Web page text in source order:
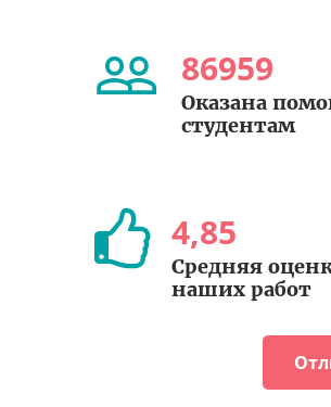
86959
Оказана
студентам
4,85
Средняя
наших работ